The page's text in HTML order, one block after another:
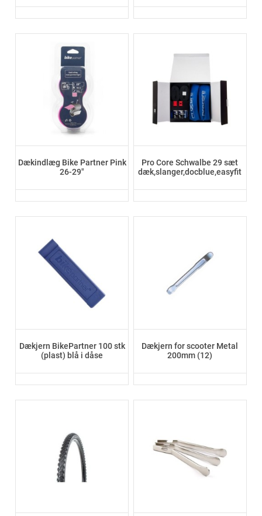
Dækindlæg Bike Partner Pink
26-29"
Pro Core Schwalbe 29 sæt
dæk,slanger,docblue,easyfit
Dækjern BikePartner 100 stk
(plast) blå i dåse
Dækjern for scooter Metal
200mm (12)